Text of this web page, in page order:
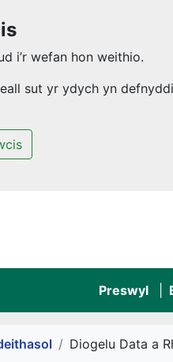
i’r wefan hon weithio.
sut yr ydych yn
Preswyl
Diogelu Data a